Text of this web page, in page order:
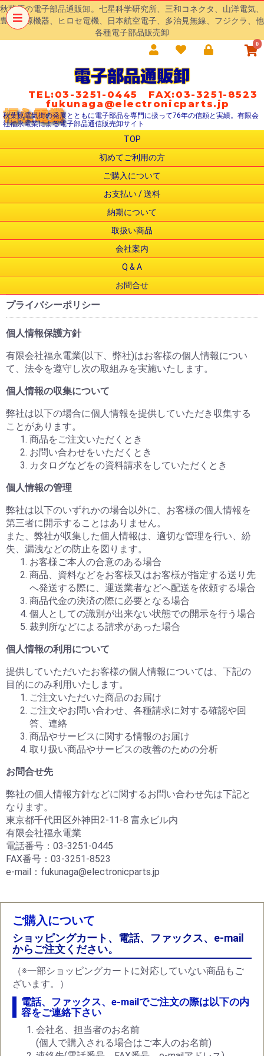
秋葉原の電子部品通販卸。七星科学研究所、三和コネクタ、山洋電気、
豊澄電源機器、ヒロセ電機、日本航空電子、多治見無線、フジクラ、他
各種電子部品販売卸
0
電子部品通販卸
TEL:03-3251-0445 FAX:03-3251-8523
fukunaga@electronicparts.jp
秋葉原電気街の発展とともに電子部品を専門に扱って76年の信頼と実績。有限会
社福永電業による電子部品通信販売卸サイト
TOP
初めてご利用の方
ご購入について
お支払い / 送料
納期について
取扱い商品
会社案内
Q & A
お問合せ
プライバシーポリシー
個人情報保護方針
有限会社福永電業(以下、弊社)はお客様の個人情報につい
て、法令を遵守し次の取組みを実施いたします。
個人情報の収集について
弊社は以下の場合に個人情報を提供していただき収集する
ことがあります。
商品をご注文いただくとき
お問い合わせをいただくとき
カタログなどをの資料請求をしていただくとき
個人情報の管理
弊社は以下のいずれかの場合以外に、お客様の個人情報を
第三者に開示することはありません。
また、弊社が収集した個人情報は、適切な管理を行い、紛
失、漏洩などの防止を図ります。
お客様ご本人の合意のある場合
商品、資料などをお客様又はお客様が指定する送り先
へ発送する際に、運送業者などへ配送を依頼する場合
商品代金の決済の際に必要となる場合
個人としての識別が出来ない状態での開示を行う場合
裁判所などによる請求があった場合
個人情報の利用について
提供していただいたお客様の個人情報については、下記の
目的にのみ利用いたします。
ご注文いただいた商品のお届け
ご注文やお問い合わせ、各種請求に対する確認や回
答、連絡
商品やサービスに関する情報のお届け
取り扱い商品やサービスの改善のための分析
お問合せ先
弊社の個人情報方針などに関するお問い合わせ先は下記と
なります。
東京都千代田区外神田2-11-8 富永ビル内
有限会社福永電業
電話番号：03-3251-0445
FAX番号：03-3251-8523
e-mail：fukunaga@electronicparts.jp
ご購入について
ショッピングカート、電話、ファックス、e-mail
からご注文ください。
（※一部ショッピングカートに対応していない商品もご
ざいます。）
電話、ファックス、e-mailでご注文の際は以下の内
容をご連絡下さい
会社名、担当者のお名前
(個人で購入される場合はご本人のお名前)